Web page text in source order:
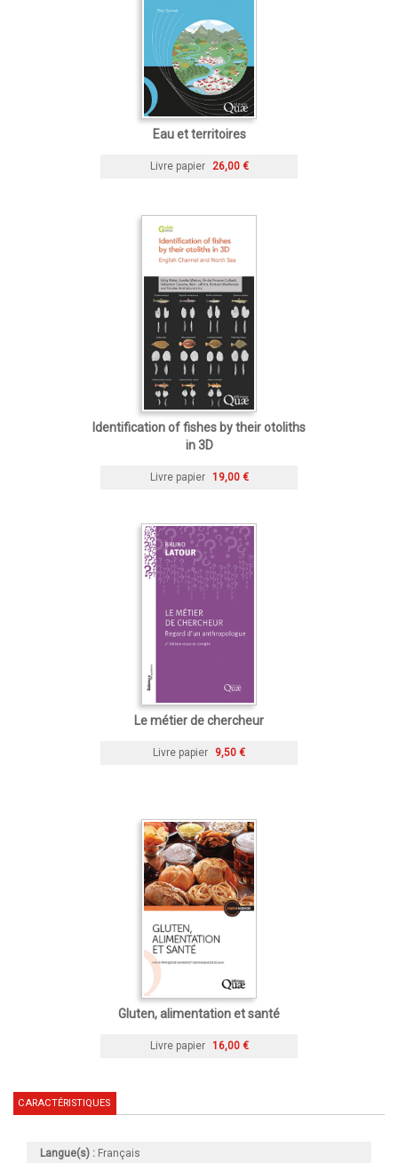
Eau et territoires
Livre papier 26,00 €
Identification of fishes by their otoliths
in 3D
Livre papier 19,00 €
Le métier de chercheur
Livre papier 9,50 €
Gluten, alimentation et santé
Livre papier 16,00 €
CARACTÉRISTIQUES
Langue(s) : Français